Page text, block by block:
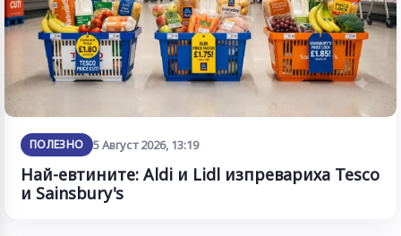
ПОЛЕЗНО 5 Август 2026, 13:19
Най-евтините: Aldi и Lidl изпревариха Tesco
и Sainsbury's